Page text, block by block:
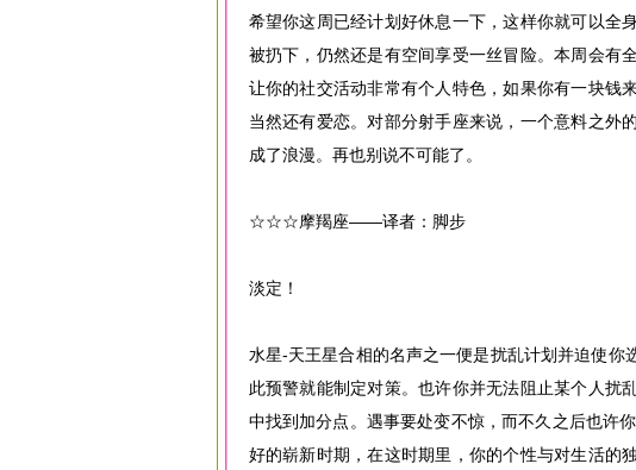
希望你这周已经计划好休息一下，这样你就可以全
被扔下，仍然还是有空间享受一丝冒险。本周会有
让你的社交活动非常有个人特色，如果你有一块钱
当然还有爱恋。对部分射手座来说，一个意料之外
成了浪漫。再也别说不可能了。
☆☆☆摩羯座——译者：脚步
淡定！
水星-天王星合相的名声之一便是扰乱计划并迫使
此预警就能制定对策。也许你并无法阻止某个人扰
中找到加分点。遇事要处变不惊，而不久之后也许
好的崭新时期，在这时期里，你的个性与对生活的